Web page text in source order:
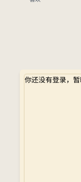
你还没有登录，